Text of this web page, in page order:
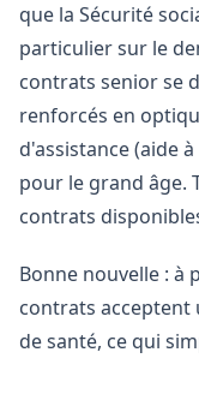
que la Sécurité
particulier sur le
contrats senior se
renforcés en
d'assistance (aide
pour le grand âge.
contrats
Bonne nouvelle : à
contrats acceptent
de santé, ce qui